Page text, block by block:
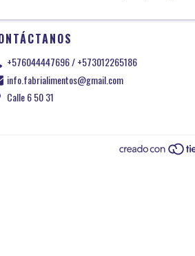
+576044447696 / +573012265186
info.fabrialimentos@gmail.com
Calle 6 50 31